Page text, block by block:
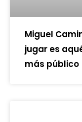
Miguel
jugar es
más público